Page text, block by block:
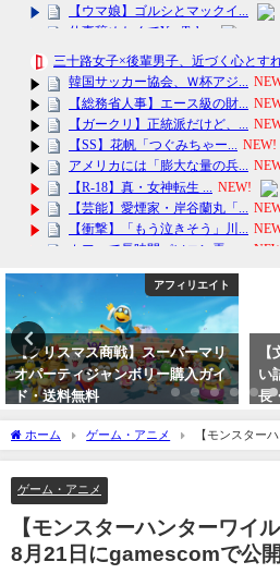
芸能・エンタメ
【文春砲】有愛きいを精神的に追
い詰めた上級生4人って誰？組
長・番長の姪・男のトップ、悪魔
は違うの？
ブ
ラ
交
工
ホーム ゲーム・アニメ
【モンスター
月21日にgamescomで公開―武器紹介
ゲーム・アニメ
【モンスターハンターワイ
8月21日にgamescomで公